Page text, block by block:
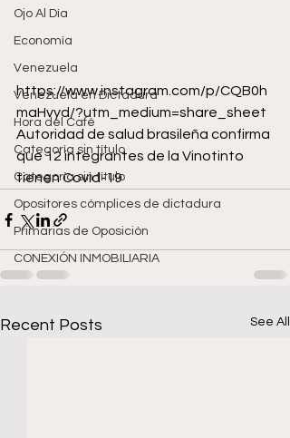
Ojo Al Día
Economía
Venezuela
Venezuela en Dictadura
Hora del Café
Categoría sin título
Categoría sin título
Opositores cómplices de dictadura
Primarias de Oposición
CONEXIÓN INMOBILIARIA
https://www.instagram.com/p/CQB0h
maHvyd/?utm_medium=share_sheet
Autoridad de salud brasileña confirma
que 12 integrantes de la Vinotinto
tienen Covid-19
Recent Posts See All